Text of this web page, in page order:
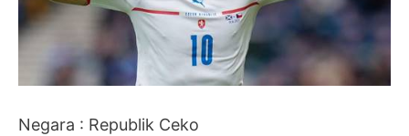
Negara : Republik Ceko